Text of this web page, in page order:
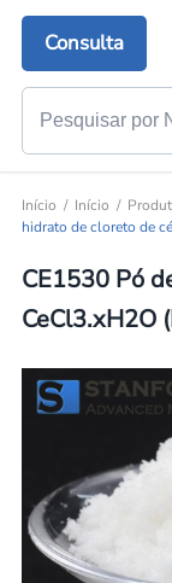
Consulta
Início Início
hidrato de cloreto de
CE1530 Pó
CeCl3.xH2O